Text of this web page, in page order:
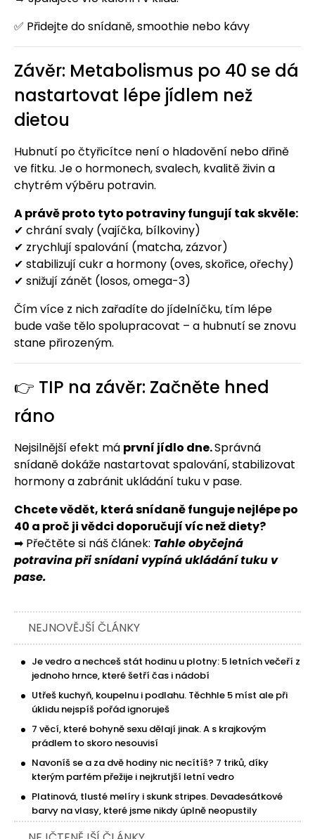
✅ Přidejte do snídaně, smoothie nebo kávy
Závěr: Metabolismus po 40 se dá
nastartovat lépe jídlem než
dietou
Hubnutí po čtyřicítce není o hladovění nebo dřině
ve fitku. Je o hormonech, svalech, kvalitě živin a
chytrém výběru potravin.
A právě proto tyto potraviny fungují tak skvěle:
✔ chrání svaly (vajíčka, bílkoviny)
✔ zrychlují spalování (matcha, zázvor)
✔ stabilizují cukr a hormony (oves, skořice, ořechy)
✔ snižují zánět (losos, omega-3)
Čím více z nich zařadíte do jídelníčku, tím lépe
bude vaše tělo spolupracovat – a hubnutí se znovu
stane přirozeným.
👉 TIP na závěr: Začněte hned
ráno
Nejsilnější efekt má první jídlo dne.Správná
snídaně dokáže nastartovat spalování, stabilizovat
hormony a zabránit ukládání tuku v pase.
Chcete vědět, která snídaně funguje nejlépe po
40 a proč ji vědci doporučují víc než diety?
➡ Přečtěte si náš článek: Tahle obyčejná
potravina při snídani vypíná ukládání tuku v
pase.
NEJNOVĚJŠÍ ČLÁNKY
Je vedro a nechceš stát hodinu u plotny: 5 letních večeří z
jednoho hrnce, které šetří čas i nádobí
Utřeš kuchyň, koupelnu i podlahu. Těchhle 5 míst ale při
úklidu nejspíš pořád ignoruješ
7 věcí, které bohyně sexu dělají jinak. A s krajkovým
prádlem to skoro nesouvisí
Navoníš se a za dvě hodiny nic necítíš? 7 triků, díky
kterým parfém přežije i nejkrutjší letní vedro
Platinová, tlusté melíry i skunk stripes. Devadesátkové
barvy na vlasy, které jsme nikdy úplně neopustily